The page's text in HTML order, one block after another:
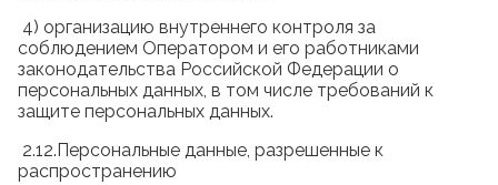
4) организацию внутреннего контроля за
соблюдением Оператором и его работниками
законодательства Российской Федерации о
персональных данных, в том числе требований к
защите персональных данных.
2.12.Персональные данные, разрешенные к
распространению